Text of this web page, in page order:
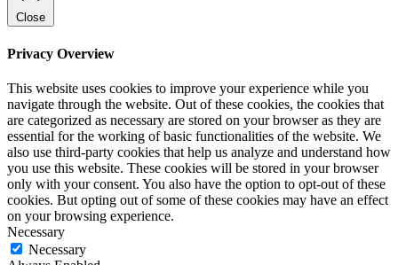
Close
Privacy Overview
This website uses cookies to improve your experience while you
navigate through the website. Out of these cookies, the cookies that
are categorized as necessary are stored on your browser as they are
essential for the working of basic functionalities of the website. We
also use third-party cookies that help us analyze and understand how
you use this website. These cookies will be stored in your browser
only with your consent. You also have the option to opt-out of these
cookies. But opting out of some of these cookies may have an effect
on your browsing experience.
Necessary
Necessary